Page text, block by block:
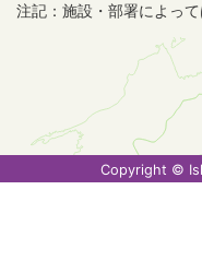
注記：施設・部署によっ
Copyright ©